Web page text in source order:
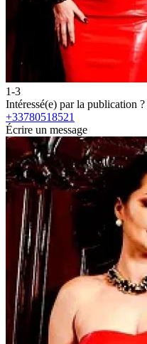
1-3
Intéressé(e) par la publication ?
+33780518521
Écrire un message